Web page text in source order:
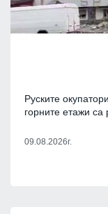
Руските
горните етажи
09.08.2026г.